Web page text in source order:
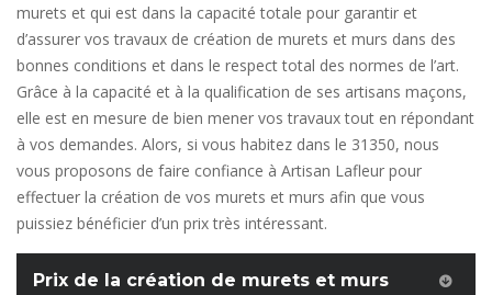
murets et qui est dans la capacité totale pour garantir et
d’assurer vos travaux de création de murets et murs dans des
bonnes conditions et dans le respect total des normes de l’art.
Grâce à la capacité et à la qualification de ses artisans maçons,
elle est en mesure de bien mener vos travaux tout en répondant
à vos demandes. Alors, si vous habitez dans le 31350, nous
vous proposons de faire confiance à Artisan Lafleur pour
effectuer la création de vos murets et murs afin que vous
puissiez bénéficier d’un prix très intéressant.
Prix de la création de murets et murs